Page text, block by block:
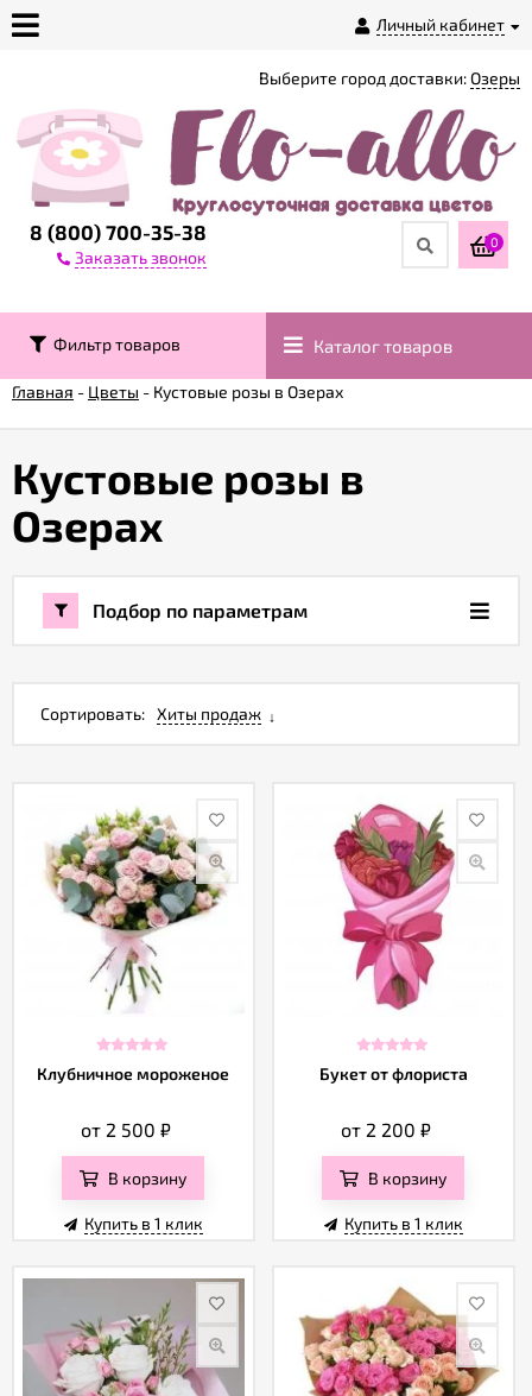
Личный кабинет
магазине
Доставка
Контакты
Гарантии
Акции
заказ
Публичная
оферта
Политика
конфиденциальности
Отзывы
8 (800) 700-35-38
Заказать звонок
Выберите город доставки:Озеры
0
Фильтр товаров Каталог товаров
Главная - Цветы - Кустовые розы в Озерах
Кустовые розы в
Озерах
Подбор по параметрам
Сортировать: Хиты продаж
Клубничное мороженое
от 2 500₽
В корзину
Купить в 1 клик
Букет от флориста
от 2 200₽
В корзину
Купить в 1 клик